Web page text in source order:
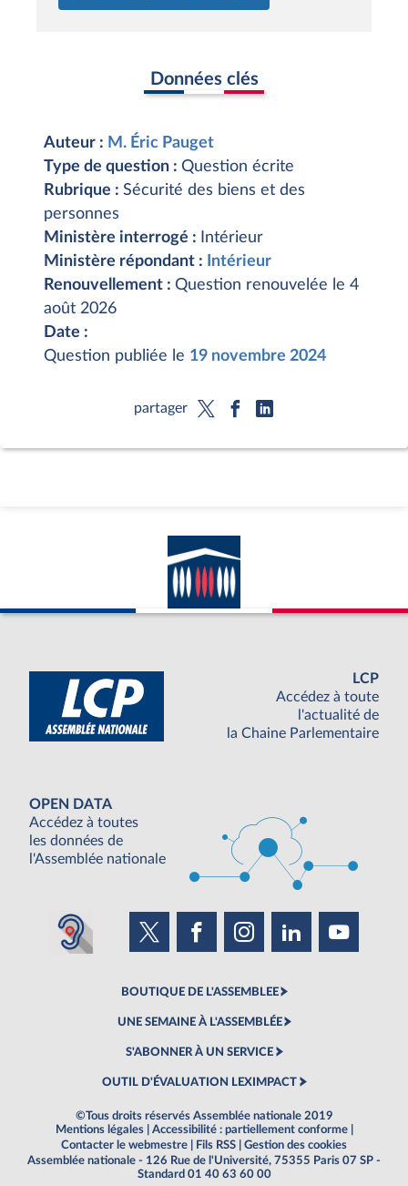
Données clés
Auteur : M. Éric Pauget
Type de question : Question écrite
Rubrique : Sécurité des biens et des
personnes
Ministère interrogé :
Intérieur
Ministère répondant :
Intérieur
Renouvellement : Question renouvelée le 4
août 2026
Date :
Question publiée le 19 novembre 2024
partager
LCP
Accédez à toute
l'actualité de
la Chaine Parlementaire
OPEN DATA
Accédez à toutes
les données de
l'Assemblée nationale
BOUTIQUE DE L'ASSEMBLEE
UNE SEMAINE À L'ASSEMBLÉE
S'ABONNER À UN SERVICE
OUTIL D'ÉVALUATION LEXIMPACT
©Tous droits réservés Assemblée nationale 2019
Mentions légales
Accessibilité : partiellement conforme
Contacter le webmestre
Fils RSS
Gestion des cookies
Assemblée nationale - 126 Rue de l'Université, 75355 Paris 07 SP -
Standard 01 40 63 60 00